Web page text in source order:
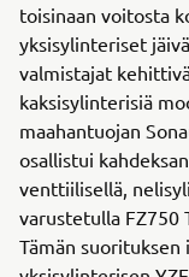
toisinaan voitosta
yksisylinteriset
valmistajat
kaksisylinterisiä
maahantuojan
osallistui
venttiilisellä,
varustetulla FZ750
Tämän suorituksen